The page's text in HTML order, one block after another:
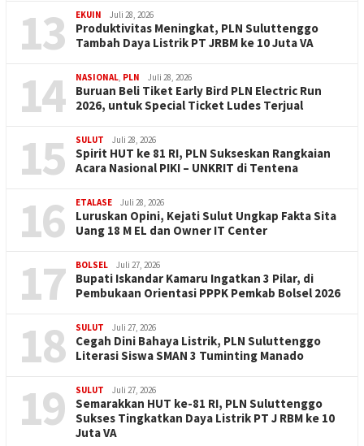
13 EKUIN Juli 28, 2026
Produktivitas Meningkat, PLN Suluttenggo
Tambah Daya Listrik PT JRBM ke 10 Juta VA
14 NASIONAL PLN Juli 28, 2026
Buruan Beli Tiket Early Bird PLN Electric Run
2026, untuk Special Ticket Ludes Terjual
15 SULUT Juli 28, 2026
Spirit HUT ke 81 RI, PLN Sukseskan Rangkaian
Acara Nasional PIKI – UNKRIT di Tentena
16 ETALASE Juli 28, 2026
Luruskan Opini, Kejati Sulut Ungkap Fakta Sita
Uang 18 M EL dan Owner IT Center
17 BOLSEL Juli 27, 2026
Bupati Iskandar Kamaru Ingatkan 3 Pilar, di
Pembukaan Orientasi PPPK Pemkab Bolsel 2026
18 SULUT Juli 27, 2026
Cegah Dini Bahaya Listrik, PLN Suluttenggo
Literasi Siswa SMAN 3 Tuminting Manado
19 SULUT Juli 27, 2026
Semarakkan HUT ke-81 RI, PLN Suluttenggo
Sukses Tingkatkan Daya Listrik PT J RBM ke 10
Juta VA